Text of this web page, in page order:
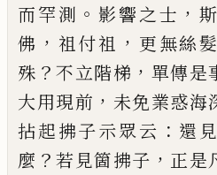
而罕測 。 影響之士 ，
佛 ， 祖付祖 ， 更無絲
殊 ？不立階梯 ， 單傳是
大用現前 ， 未免業惑海
拈起拂子示眾云 ： 還
麼 ？若見箇拂子 ， 正是